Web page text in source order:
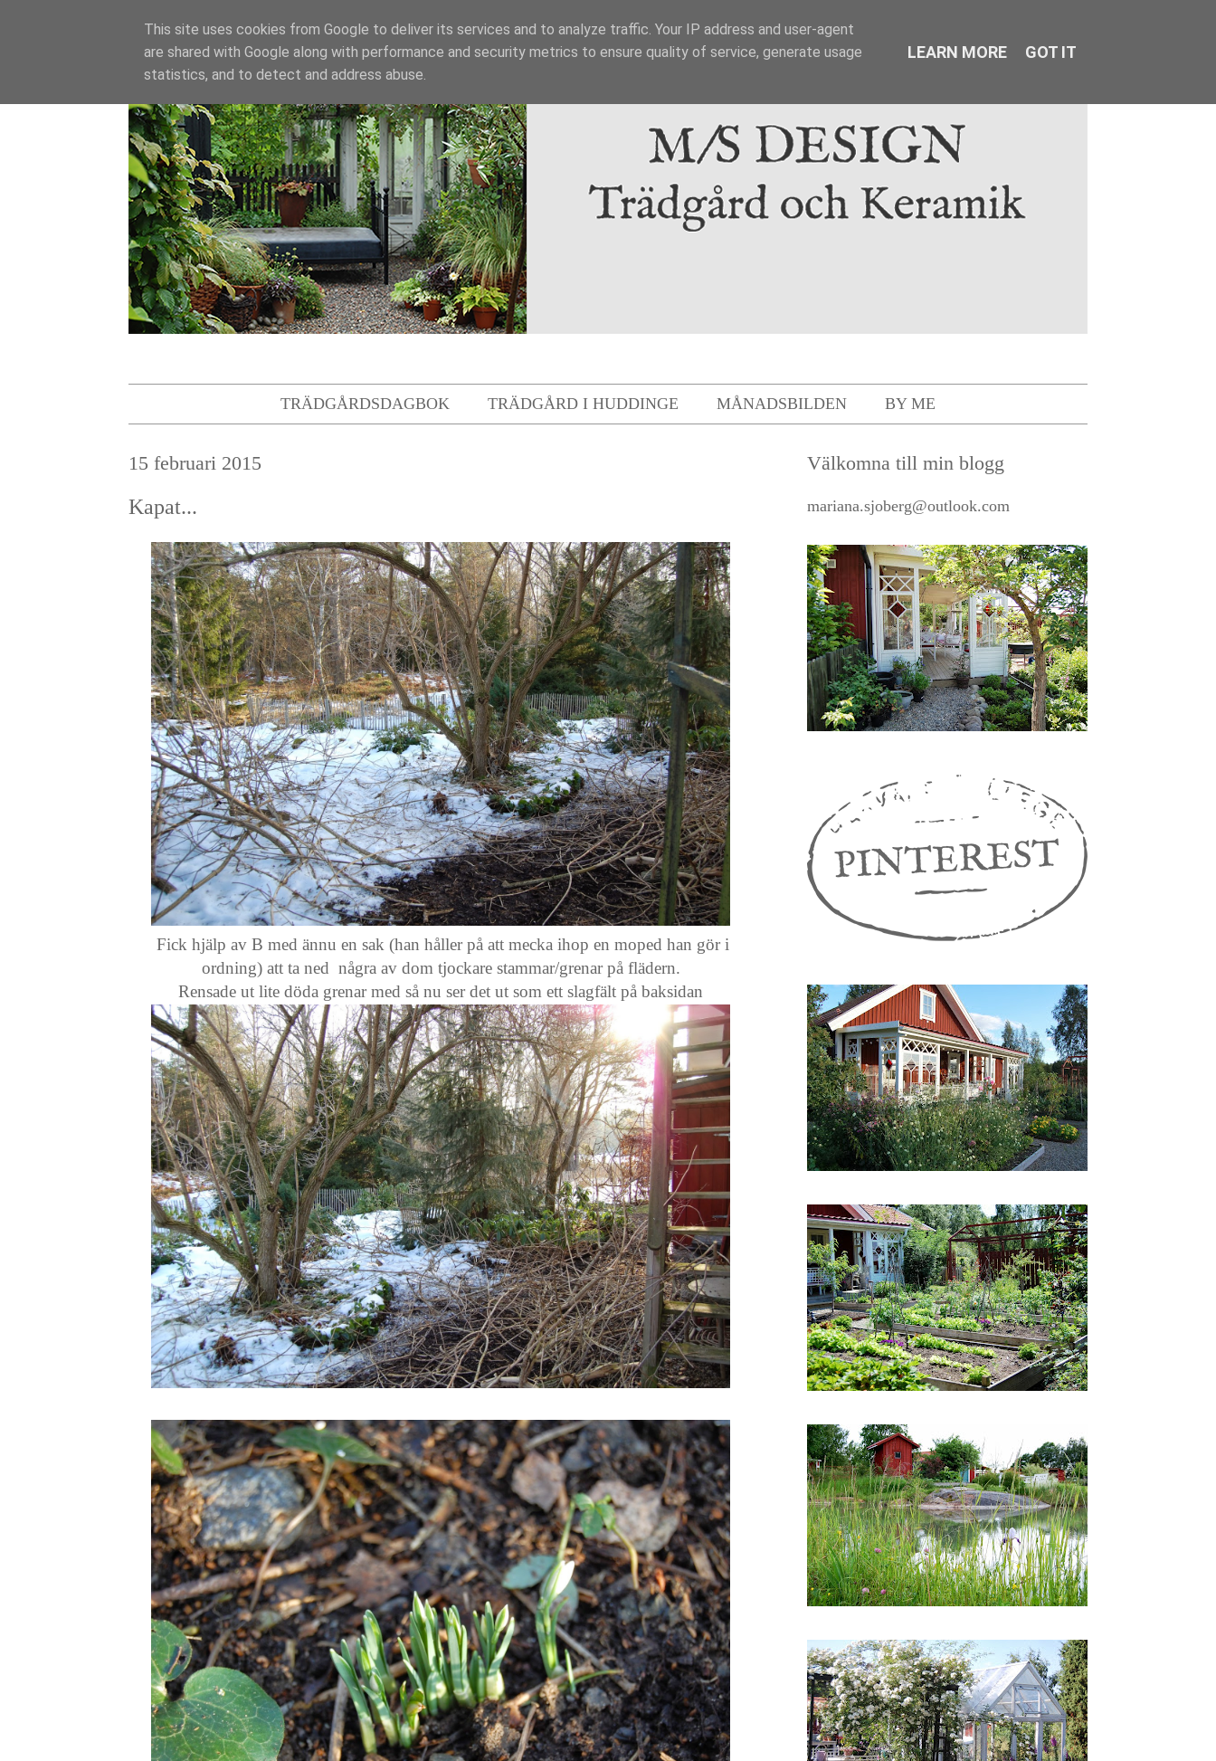
TRÄDGÅRDSDAGBOK TRÄDGÅRD I HUDDINGE MÅNADSBILDEN BY ME
15 februari 2015
Kapat...
Fick hjälp av B med ännu en sak (han håller på att mecka ihop en moped han gör i
ordning) att ta ned några av dom tjockare stammar/grenar på flädern.
Rensade ut lite döda grenar med så nu ser det ut som ett slagfält på baksidan
Välkomna till min blogg
mariana.sjoberg@outlook.com
This site uses cookies from Google to deliver its services and to analyze traffic. Your IP address and user-agent
are shared with Google along with performance and security metrics to ensure quality of service, generate usage
statistics, and to detect and address abuse.
LEARN MORE GOT IT